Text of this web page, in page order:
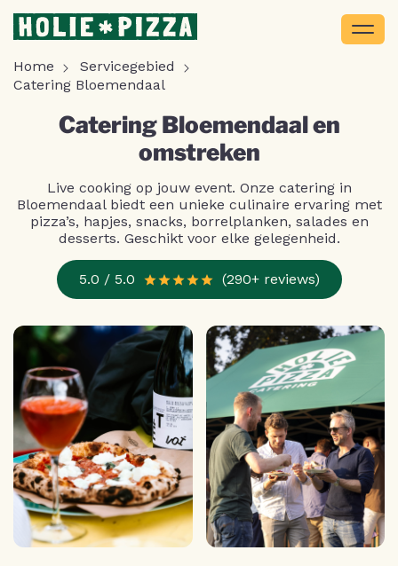
Home
Servicegebied
Catering Bloemendaal
Catering Bloemendaal en
omstreken
Live cooking op jouw event. Onze catering in
Bloemendaal biedt een unieke culinaire ervaring met
pizza’s, hapjes, snacks, borrelplanken, salades en
desserts. Geschikt voor elke gelegenheid.
5.0 / 5.0 (290+ reviews)